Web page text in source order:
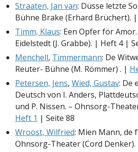
Straaten, Jan van: Düsse letzte
Bühne Brake (Erhard Brüchert). |
Timm, Klaus: Een Opfer för Amor.
Eidelstedt (J. Grabbe). | Heft 4 |
Menchell, Timmermann: De
Reuter- Bühne (M. Römmer) . |
Petersen, Jens, Wied, Gustav: De
Deutsch von I. Anders,
und P. Nissen. – Ohnsorg-
Heft 1 | Seite 88
Wroost, Wilfried: Mien Mann, de
Ohnsorg-Theater (Cord Denker).